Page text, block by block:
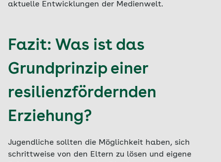
aktuelle Entwicklungen der Medienwelt.
Fazit: Was ist das
Grundprinzip einer
resilienzfördernden
Erziehung?
Jugendliche sollten die Möglichkeit haben, sich
schrittweise von den Eltern zu lösen und eigene